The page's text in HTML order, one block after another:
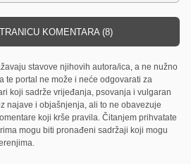
KOMENTARA (8)
stavove njihovih autora/ica, a ne nužno
te portal ne može i neće odgovarati za
koji sadrže vrijeđanja, psovanja i vulgaran
najave i objašnjenja, ali to ne obavezuje
koji krše pravila. Čitanjem prihvatate
mogu biti pronađeni sadržaji koji mogu